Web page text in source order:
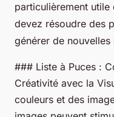
particulièrement
devez résoudre des
générer de nouvelles
### Liste à Puces :
Créativité avec la
couleurs et des